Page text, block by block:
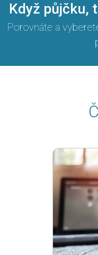
Když půjčku,
Porovnáte a